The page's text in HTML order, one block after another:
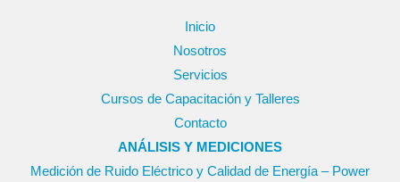
Inicio
Nosotros
Servicios
Cursos de Capacitación y Talleres
Contacto
ANÁLISIS Y MEDICIONES
Medición de Ruido Eléctrico y Calidad de Energía – Power